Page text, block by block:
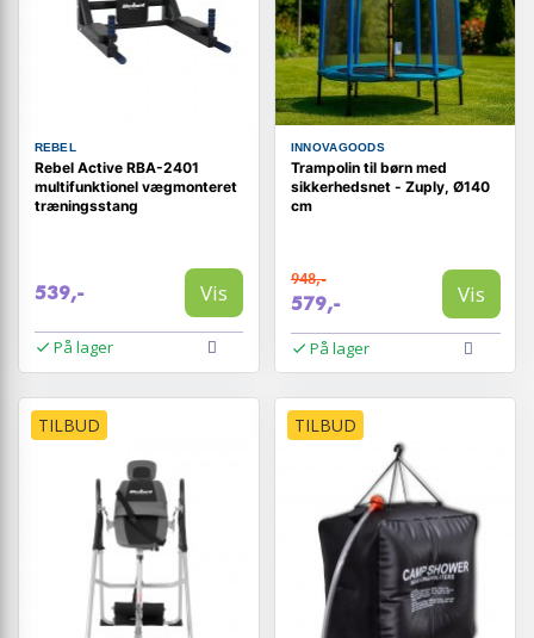
REBEL
Rebel Active RBA-2401
multifunktionel vægmonteret
træningsstang
539,- Vis
På lager
INNOVAGOODS
Trampolin til børn med
sikkerhedsnet - Zuply, Ø140
cm
948,-
579,- Vis
På lager
TILBUD TILBUD